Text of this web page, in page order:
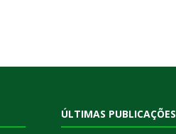
ÚLTIMAS PUBLICAÇÕES